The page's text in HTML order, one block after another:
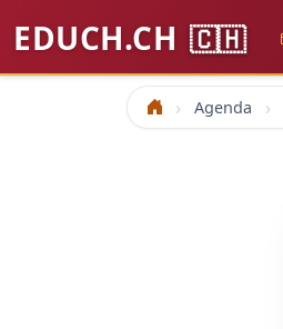
EDUCH.CH 🇨🇭
Accueil Agenda